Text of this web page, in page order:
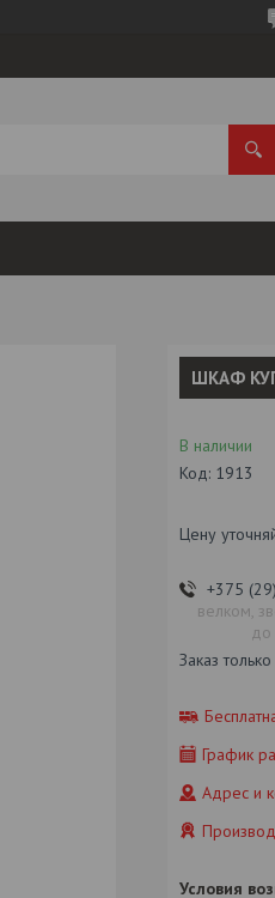
ШКАФ
В наличии
Код: 1913
Цену
+375
велком,
до
Заказ
График
Адрес и